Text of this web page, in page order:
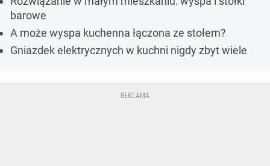
barowe
A może wyspa kuchenna łączona ze stołem?
Gniazdek elektrycznych w kuchni nigdy zbyt wiele